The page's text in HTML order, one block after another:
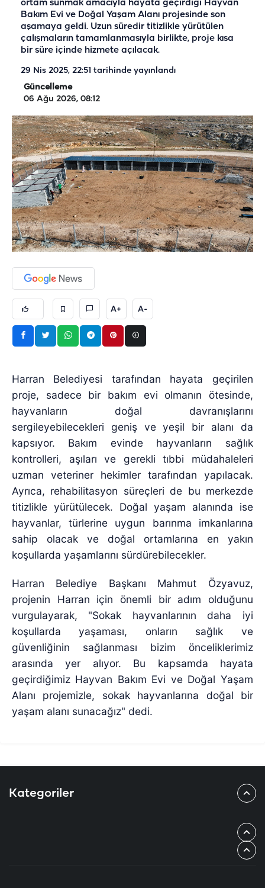
ortam sunmak amacıyla hayata geçirdiği Hayvan
Bakım Evi ve Doğal Yaşam Alanı projesinde son
aşamaya geldi. Uzun süredir titizlikle yürütülen
çalışmaların tamamlanmasıyla birlikte, proje kısa
bir süre içinde hizmete açılacak.
29 Nis 2025, 22:51 tarihinde yayınlandı
Güncelleme
06 Ağu 2026, 08:12
A+ A-
Harran Belediyesi tarafından hayata geçirilen
proje, sadece bir bakım evi olmanın ötesinde,
hayvanların doğal davranışlarını
sergileyebilecekleri geniş ve yeşil bir alanı da
kapsıyor. Bakım evinde hayvanların sağlık
kontrolleri, aşıları ve gerekli tıbbi müdahaleleri
uzman veteriner hekimler tarafından yapılacak.
Ayrıca, rehabilitasyon süreçleri de bu merkezde
titizlikle yürütülecek. Doğal yaşam alanında ise
hayvanlar, türlerine uygun barınma imkanlarına
sahip olacak ve doğal ortamlarına en yakın
koşullarda yaşamlarını sürdürebilecekler.
Harran Belediye Başkanı Mahmut Özyavuz,
projenin Harran için önemli bir adım olduğunu
vurgulayarak, "Sokak hayvanlarının daha iyi
koşullarda yaşaması, onların sağlık ve
güvenliğinin sağlanması bizim önceliklerimiz
arasında yer alıyor. Bu kapsamda hayata
geçirdiğimiz Hayvan Bakım Evi ve Doğal Yaşam
Alanı projemizle, sokak hayvanlarına doğal bir
yaşam alanı sunacağız" dedi.
Kategoriler